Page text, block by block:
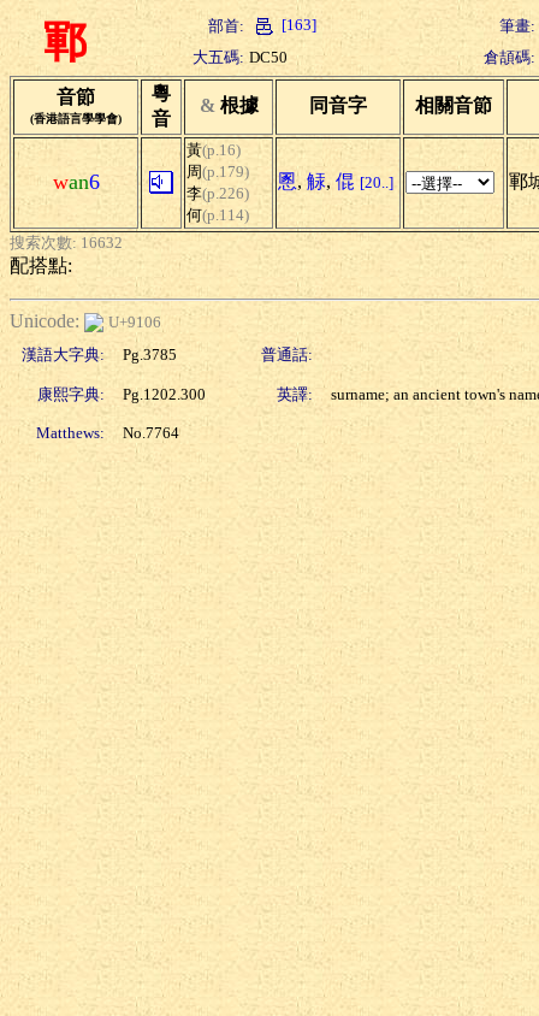
鄆 部首: [163]
筆畫:
大五碼: DC50 倉頡碼:
音節
(香港語言學學會)
粵
音
& 根據 同音字 相關音節
wan6
黃(p.16)
周(p.179)
李(p.226)
何(p.114)
慁, 觨, 倱 [20..] 鄆
搜索次數: 16632
配搭點:
Unicode:
U+9106
漢語大字典:
Pg.3785 普通話:
康熙字典: Pg.1202.300 英譯: surname; an ancient town's
Matthews: No.7764